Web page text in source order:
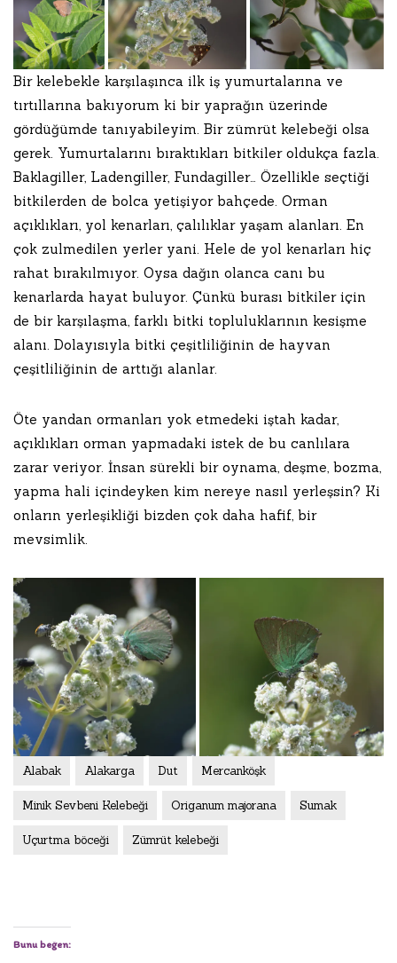
Bir kelebekle karşılaşınca ilk iş yumurtalarına ve
tırtıllarına bakıyorum ki bir yaprağın üzerinde
gördüğümde tanıyabileyim. Bir zümrüt kelebeği olsa
gerek. Yumurtalarını bıraktıkları bitkiler oldukça fazla.
Baklagiller, Ladengiller, Fundagiller… Özellikle seçtiği
bitkilerden de bolca yetişiyor bahçede. Orman
açıklıkları, yol kenarları, çalılıklar yaşam alanları. En
çok zulmedilen yerler yani. Hele de yol kenarları hiç
rahat bırakılmıyor. Oysa dağın olanca canı bu
kenarlarda hayat buluyor. Çünkü burası bitkiler için
de bir karşılaşma, farklı bitki topluluklarının kesişme
alanı. Dolayısıyla bitki çeşitliliğinin de hayvan
çeşitliliğinin de arttığı alanlar.
Öte yandan ormanları yok etmedeki iştah kadar,
açıklıkları orman yapmadaki istek de bu canlılara
zarar veriyor. İnsan sürekli bir oynama, deşme, bozma,
yapma hali içindeyken kim nereye nasıl yerleşsin? Ki
onların yerleşikliği bizden çok daha hafif, bir
mevsimlik.
Alabak Alakarga Dut Mercanköşk
Minik Sevbeni Kelebeği Origanum majorana Sumak
Uçurtma böceği Zümrüt kelebeği
Bunu beğen: